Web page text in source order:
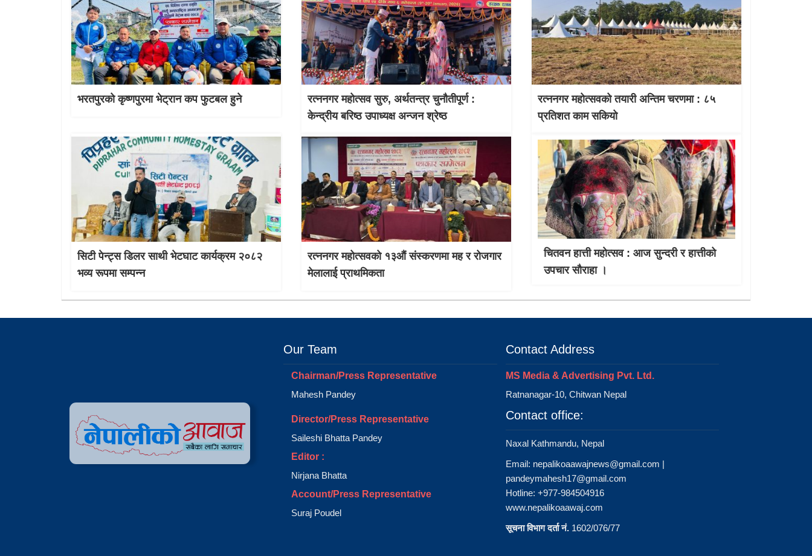
भरतपुरको कृष्णपुरमा भेट्रान कप फुटबल हुने
रत्ननगर महोत्सव सुरु, अर्थतन्त्र चुनौतीपूर्ण :
केन्द्रीय बरिष्ठ उपाध्यक्ष अन्जन श्रेष्ठ
रत्ननगर महोत्सवको तयारी अन्तिम चरणमा : ८५
प्रतिशत काम सकियो
सिटी पेन्ट्स डिलर साथी भेटघाट कार्यक्रम २०८२
भव्य रूपमा सम्पन्न
रत्ननगर महोत्सवको १३औं संस्करणमा मह र रोजगार
मेलालाई प्राथमिकता
चितवन हात्ती महाेत्सव : आज सुन्दरी र हात्तीको
उपचार साैराहा ।
Our Team
Chairman/Press Representative
Mahesh Pandey
Director/Press Representative
Saileshi Bhatta Pandey
Editor :
Nirjana Bhatta
Account/Press Representative
Suraj Poudel
Contact Address
MS Media & Advertising Pvt. Ltd.
Ratnanagar-10, Chitwan Nepal
Contact office:
Naxal Kathmandu, Nepal
Email: nepalikoaawajnews@gmail.com |
pandeymahesh17@gmail.com
Hotline: +977-984504916
www.nepalikoaawaj.com
सूचना विभाग दर्ता नं. 1602/076/77